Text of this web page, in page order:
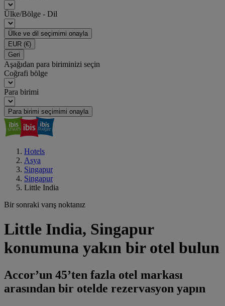
Ülke/Bölge - Dil
Ülke ve dil seçimimi onayla
EUR (€)
Geri
Aşağıdan para biriminizi seçin
Coğrafi bölge
Para birimi
Para birimi seçimimi onayla
Hotels
Asya
Singapur
Singapur
Little India
Bir sonraki varış noktanız
Little India, Singapur
konumuna yakın bir otel bulun
Accor’un 45’ten fazla otel markası
arasından bir otelde rezervasyon yapın